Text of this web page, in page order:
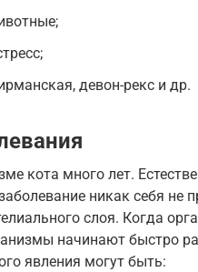
девон-рекс и др.
кота много лет.
никак себя не
слоя. Когда
начинают быстро
явления могут быть: